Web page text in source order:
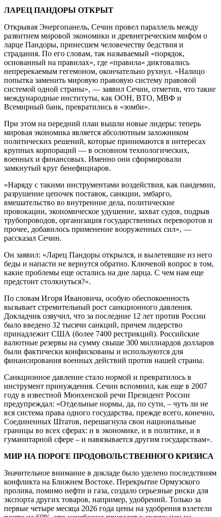
ЛАРЕЦ ПАНДОРЫ ОТКРЫТ
Открывая Энергопанель, Сечин провел параллель между
развитием мировой экономики и древнегреческим мифом о
ларце Пандоры, принесшем человечеству бедствия и
страдания. По его словам, так называемый «порядок,
основанный на правилах», где «правила» диктовались
непререкаемым гегемоном, окончательно рухнул. «Налицо
попытка заменить мировую правовую систему правовой
системой одной страны», — заявил Сечин, отметив, что такие
международные институты, как ООН, ВТО, МВФ и
Всемирный банк, превратились в «зомби».
При этом на передний план вышли новые лидеры: теперь
мировая экономика является абсолютным заложником
политических решений, которые принимаются в интересах
крупных корпораций — в основном технологических,
военных и финансовых. Именно они сформировали
замкнутый круг бенефициаров.
«Наряду с такими инструментами воздействия, как пандемии,
разрушение цепочек поставок, санкции, эмбарго,
вмешательство во внутренние дела, политические
провокации, экономическое удушение, захват судов, подрыв
трубопроводов, организация государственных переворотов и
прочее, добавилось применение вооруженных сил», —
рассказал Сечин.
Он заявил: «Ларец Пандоры открылся, и вылетевшие из него
беды и напасти не вернутся обратно. Ключевой вопрос в том,
какие проблемы еще остались на дне ларца. С чем нам еще
предстоит столкнуться?».
По словам Игоря Ивановича, особую обеспокоенность
вызывает стремительный рост санкционного давления.
Докладчик озвучил, что за последние 12 лет против России
было введено 32 тысячи санкций, причем лидерство
принадлежит США (более 7400 рестрикций). Российские
валютные резервы на сумму свыше 300 миллиардов долларов
были фактически конфискованы и используются для
финансирования военных действий против нашей страны.
Санкционное давление стало нормой и превратилось в
инструмент принуждения. Сечин вспомнил, как еще в 2007
году в известной Мюнхенской речи Президент России
предупреждал: «Отдельные нормы, да, по сути, – чуть ли не
вся система права одного государства, прежде всего, конечно,
Соединенных Штатов, перешагнула свои национальные
границы во всех сферах: и в экономике, и в политике, и в
гуманитарной сфере – и навязывается другим государствам».
МИР НА ПОРОГЕ ПРОДОВОЛЬСТВЕННОГО КРИЗИСА
Значительное внимание в докладе было уделено последствиям
конфликта на Ближнем Востоке. Перекрытие Ормузского
пролива, помимо нефти и газа, создало серьезные риски для
экспорта других товаров, например, удобрений. Только за
первые четыре месяца 2026 года цены на удобрения взлетели